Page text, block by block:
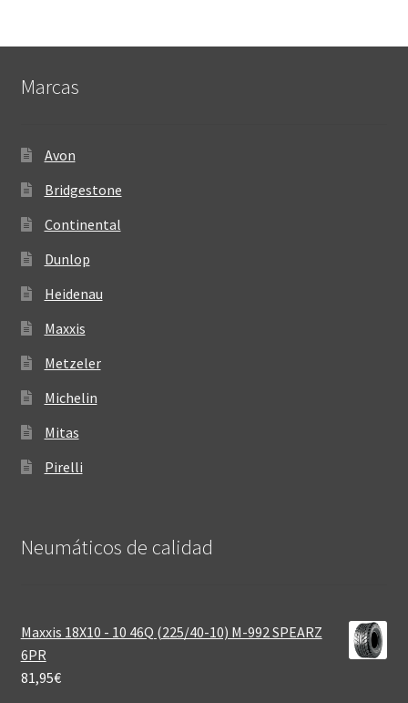
Marcas
Avon
Bridgestone
Continental
Dunlop
Heidenau
Maxxis
Metzeler
Michelin
Mitas
Pirelli
Neumáticos de calidad‎
Maxxis 18X10 - 10 46Q (225/40-10) M-992 SPEARZ
6PR
81,95€